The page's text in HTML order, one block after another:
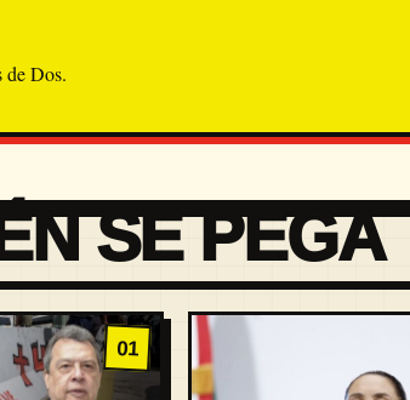
de Dos.
SE PEGA
01